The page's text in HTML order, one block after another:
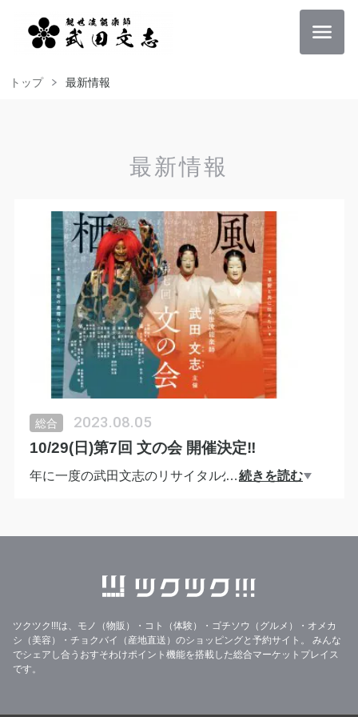
トップ 最新情報
最新情報
総合 2023.08.05
10/29(日)第7回 文の会 開催決定‼
年に一度の武田文志のリサイタル公演‼
初の独演二番能として開催。
能は、秋の名曲「松風」と、病気発覚当時の深いエ
26世宗家・観世清和、観世分家・観世銕之丞両師を
はじめ、野村萬斎他、錚々たる演者による見どころ
…続きを読む
ツクツク!!!は、モノ（物販）・コト（体験）・ゴチソウ（グルメ）・オメカ
シ（美容）・チョクバイ（産地直送）のショッピングと予約サイト。
みんな
でシェアし合うおすそわけポイント機能を搭載した総合マーケットプレイス
です。